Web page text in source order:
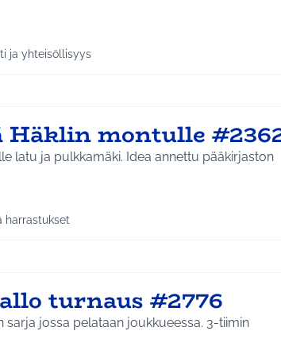
Tuusulan kylät
teeman mukaan: Hyvinvointi ja yhteisöllisyys
ja yhteisöllisyys
montulle
Idea annettu pääkirjaston
Tuusulan kylät
teeman mukaan: Liikunta ja harrastukset
harrastukset
turnaus #2776
jossa pelataan joukkueessa. 3-tiimin